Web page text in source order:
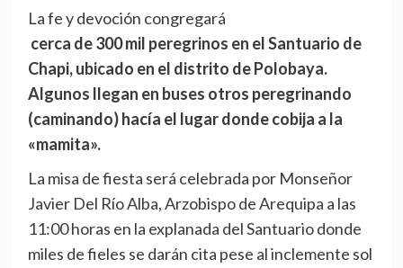
La fe y devoción congregará
cerca de 300 mil peregrinos en el Santuario de
Chapi, ubicado en el distrito de Polobaya.
Algunos llegan en buses otros peregrinando
(caminando) hacía el lugar donde cobija a la
«mamita».
La misa de fiesta será celebrada por Monseñor
Javier Del Río Alba, Arzobispo de Arequipa a las
11:00 horas en la explanada del Santuario donde
miles de fieles se darán cita pese al inclemente sol